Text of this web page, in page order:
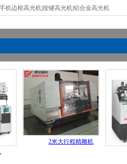
机边框高光机|按键高光机|铝合金高光机
2米大行程精雕机